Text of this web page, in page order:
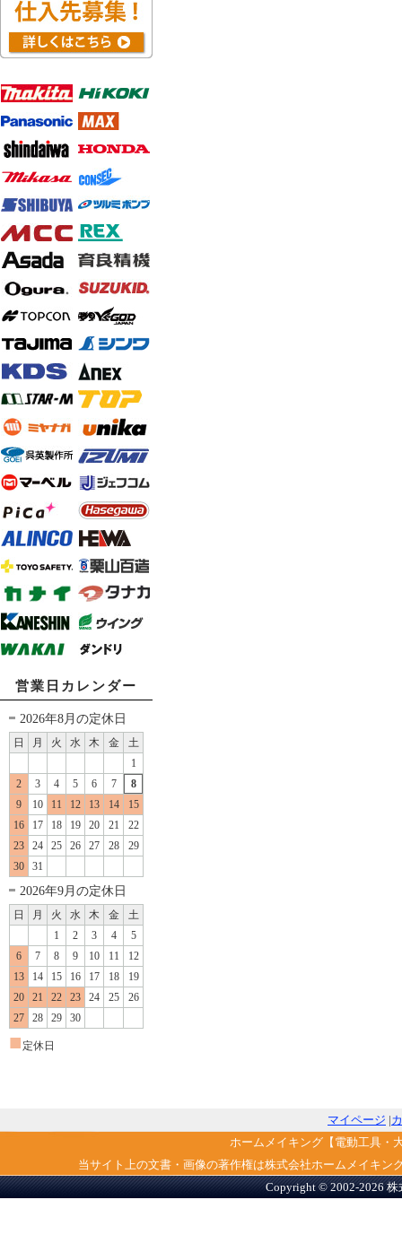
営業日カレンダー
2026年8月の定休日
日 月 火 水 木 金
土
1
2
3 4 5 6 7
8
9
10 11 12 13 14
15
16
17 18 19 20 21
22
23
24 25 26 27 28
29
30
31
2026年9月の定休日
日 月 火 水 木 金
土
1
2 3 4
5
6
7 8 9 10 11
12
13
14 15 16 17 18
19
20
21 22 23 24 25
26
27
28 29 30
■ 定休日
マイページ |
ホームメイキング【電動工具・
当サイト上の文書・画像の著作権は株式会社ホームメイキ
Copyright © 2002-2026